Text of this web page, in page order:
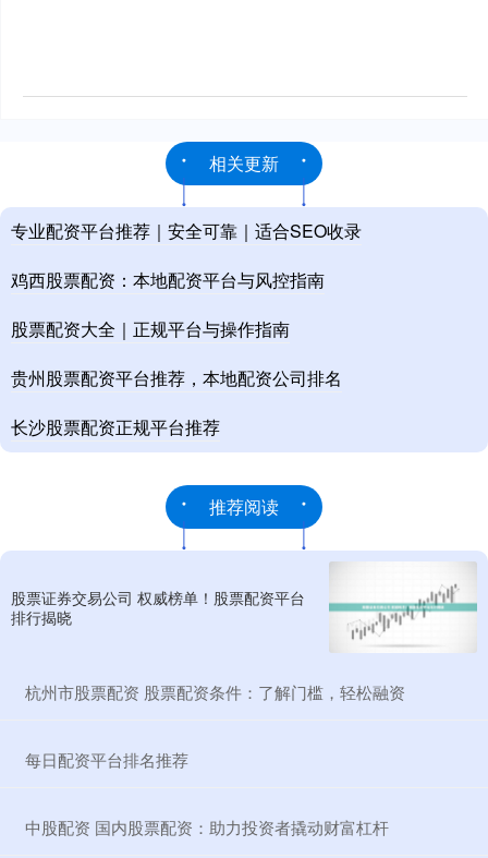
相关更新
专业配资平台推荐｜安全可靠｜适合SEO收录
鸡西股票配资：本地配资平台与风控指南
股票配资大全｜正规平台与操作指南
贵州股票配资平台推荐，本地配资公司排名
长沙股票配资正规平台推荐
推荐阅读
股票证券交易公司 权威榜单！股票配资平台
排行揭晓
​杭州市股票配资 股票配资条件：了解门槛，轻松融资
​每日配资平台排名推荐
​中股配资 国内股票配资：助力投资者撬动财富杠杆